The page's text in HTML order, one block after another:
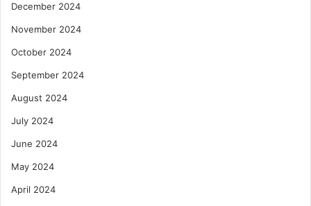
December 2024
November 2024
October 2024
September 2024
August 2024
July 2024
June 2024
May 2024
April 2024